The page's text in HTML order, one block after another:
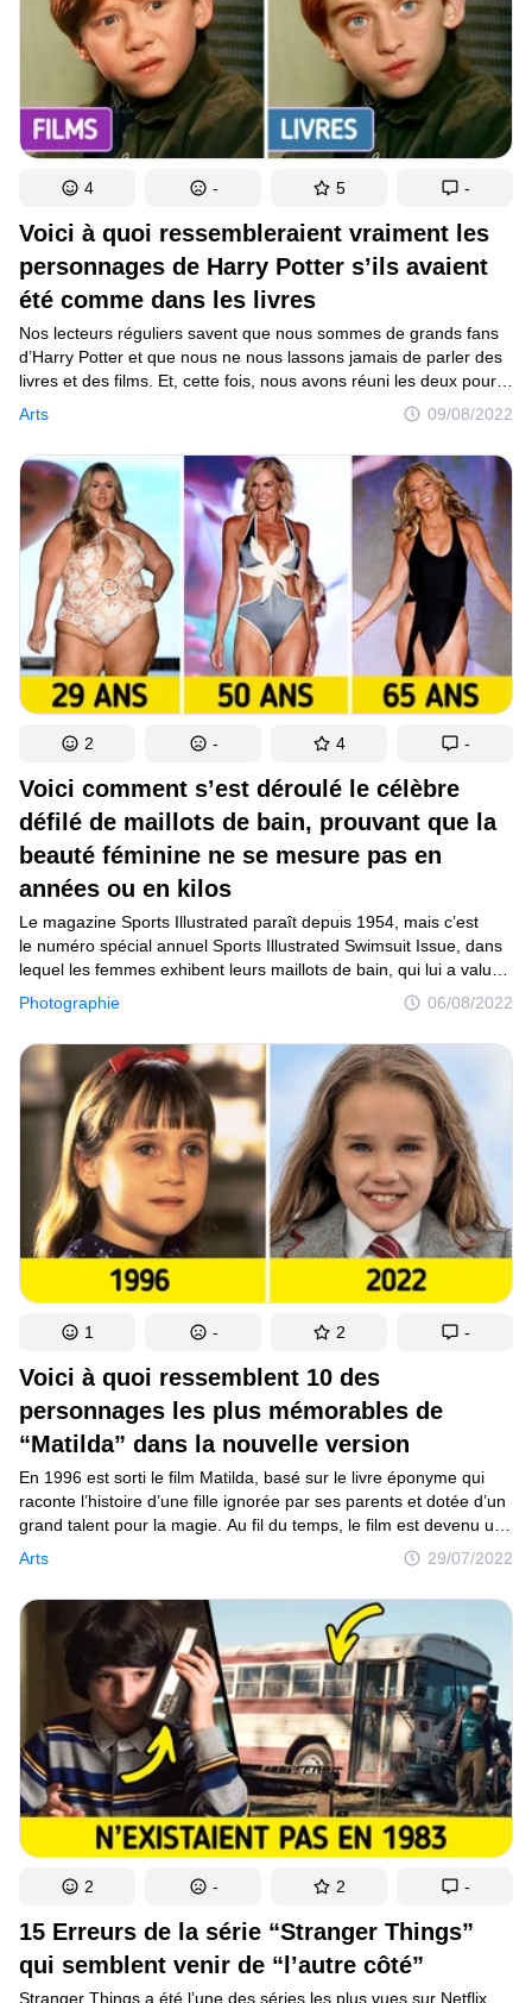
Voici à quoi ressembleraient vraiment les
personnages de Harry Potter s’ils avaient
été comme dans les livres
Arts 09/08/2022
Nos lecteurs réguliers savent que nous sommes de grands fans
d’Harry Potter et que nous ne nous lassons jamais de parler des
livres et des films. Et, cette fois, nous avons réuni les deux pour
faire une comparaison des personnages les plus aimés, les plus
mémorables et les plus emblématiques du monde magique.
De cette façon, nous avons réalisé les différences et, aussi, les
similitudes entre les descriptions dans les pages des livres
et ce que nous avons vu à l’écran.
4 - 5 -
Voici comment s’est déroulé le célèbre
défilé de maillots de bain, prouvant que la
beauté féminine ne se mesure pas en
années ou en kilos
Photographie 06/08/2022
Le magazine Sports Illustrated paraît depuis 1954, mais c’est
le numéro spécial annuel Sports Illustrated Swimsuit Issue, dans
lequel les femmes exhibent leurs maillots de bain, qui lui a valu
sa véritable renommée. Par le passé, le spectacle ressemblait
au défilé de lingerie Victoria’s Secret avec ses anges, mais cette
année, il a changé de format : celles qui défilent sont désormais
des femmes dont la silhouette ne correspond pas aux standards
de beauté féminine.
2 - 4 -
Voici à quoi ressemblent 10 des
personnages les plus mémorables de
“Matilda” dans la nouvelle version
Arts 29/07/2022
En 1996 est sorti le film Matilda, basé sur le livre éponyme qui
raconte l’histoire d’une fille ignorée par ses parents et dotée d’un
grand talent pour la magie. Au fil du temps, le film est devenu une
histoire mémorable pour les spectateurs, si bien que, quand
la bande-annonce de la nouvelle version a été diffusée cette
année, le moins qu’on puisse dire c’est qu’elle a suscité les
attentes des fans. Elle regroupe un nouveau casting ainsi que
des moments forts du film précédent, comme la scène du gâteau
au chocolat.
1 - 2 -
15 Erreurs de la série “Stranger Things”
qui semblent venir de “l’autre côté”
Stranger Things a été l’une des séries les plus vues sur Netflix
2 - 2 -